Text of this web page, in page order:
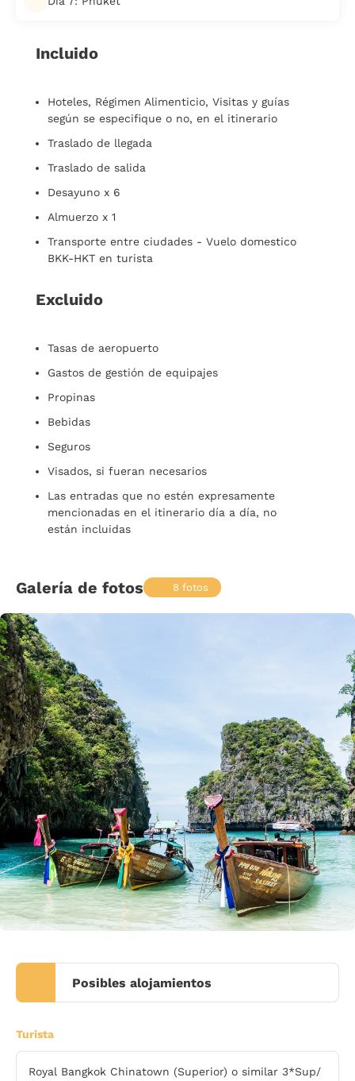
Incluido
Hoteles, Régimen Alimenticio, Visitas y guías
según se especifique o no, en el itinerario
Traslado de llegada
Traslado de salida
Desayuno x 6
Almuerzo x 1
Transporte entre ciudades - Vuelo domestico
BKK-HKT en turista
Excluido
Tasas de aeropuerto
Gastos de gestión de equipajes
Propinas
Bebidas
Seguros
Visados, si fueran necesarios
Las entradas que no estén expresamente
mencionadas en el itinerario día a día, no
están incluidas
Galería de fotos 8 fotos
Posibles alojamientos
Turista
Royal Bangkok Chinatown (Superior) o similar 3*Sup/